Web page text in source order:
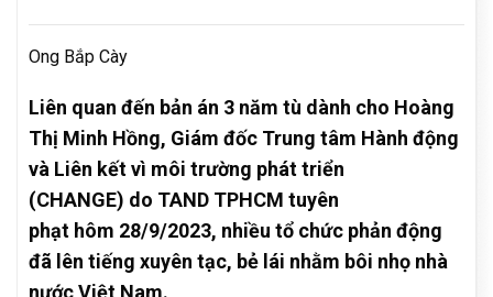
Ong Bắp Cày
Liên quan đến bản án 3 năm tù dành cho Hoàng
Thị Minh Hồng, Giám đốc Trung tâm Hành động
và Liên kết vì môi trường phát triển
(CHANGE) do TAND TPHCM tuyên
phạt hôm 28/9/2023, nhiều tổ chức phản động
đã lên tiếng xuyên tạc, bẻ lái nhằm bôi nhọ nhà